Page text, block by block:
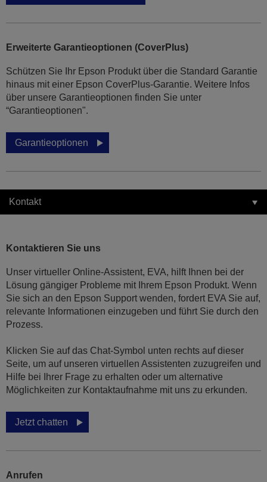
Erweiterte Garantieoptionen (CoverPlus)
Schützen Sie Ihr Epson Produkt über die Standard Garantie
hinaus mit einer Epson CoverPlus-Garantie. Weitere Infos
über unsere Garantieoptionen finden Sie unter
“Garantieoptionen".
Garantieoptionen
Kontakt
Kontaktieren Sie uns
Unser virtueller Online-Assistent, EVA, hilft Ihnen bei der
Lösung gängiger Probleme mit Ihrem Epson Produkt. Wenn
Sie sich an den Epson Support wenden, fordert EVA Sie auf,
relevante Informationen einzugeben und führt Sie durch den
Prozess.
Klicken Sie auf das Chat-Symbol unten rechts auf dieser
Seite, um auf unseren virtuellen Assistenten zuzugreifen und
Hilfe bei Ihrer Frage zu erhalten oder um alternative
Möglichkeiten zur Kontaktaufnahme mit uns zu erkunden.
Jetzt chatten
Anrufen